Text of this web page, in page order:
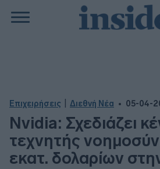
Επιχειρήσεις Διεθνή Νέα 05-04-
Nvidia: Σχεδιάζει
τεχνητής
εκατ. δολαρίων